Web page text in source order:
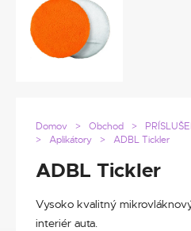
Domov Obchod
Aplikátory
ADBL Tickler
ADBL Tickler
Vysoko kvalitný
interiér auta.